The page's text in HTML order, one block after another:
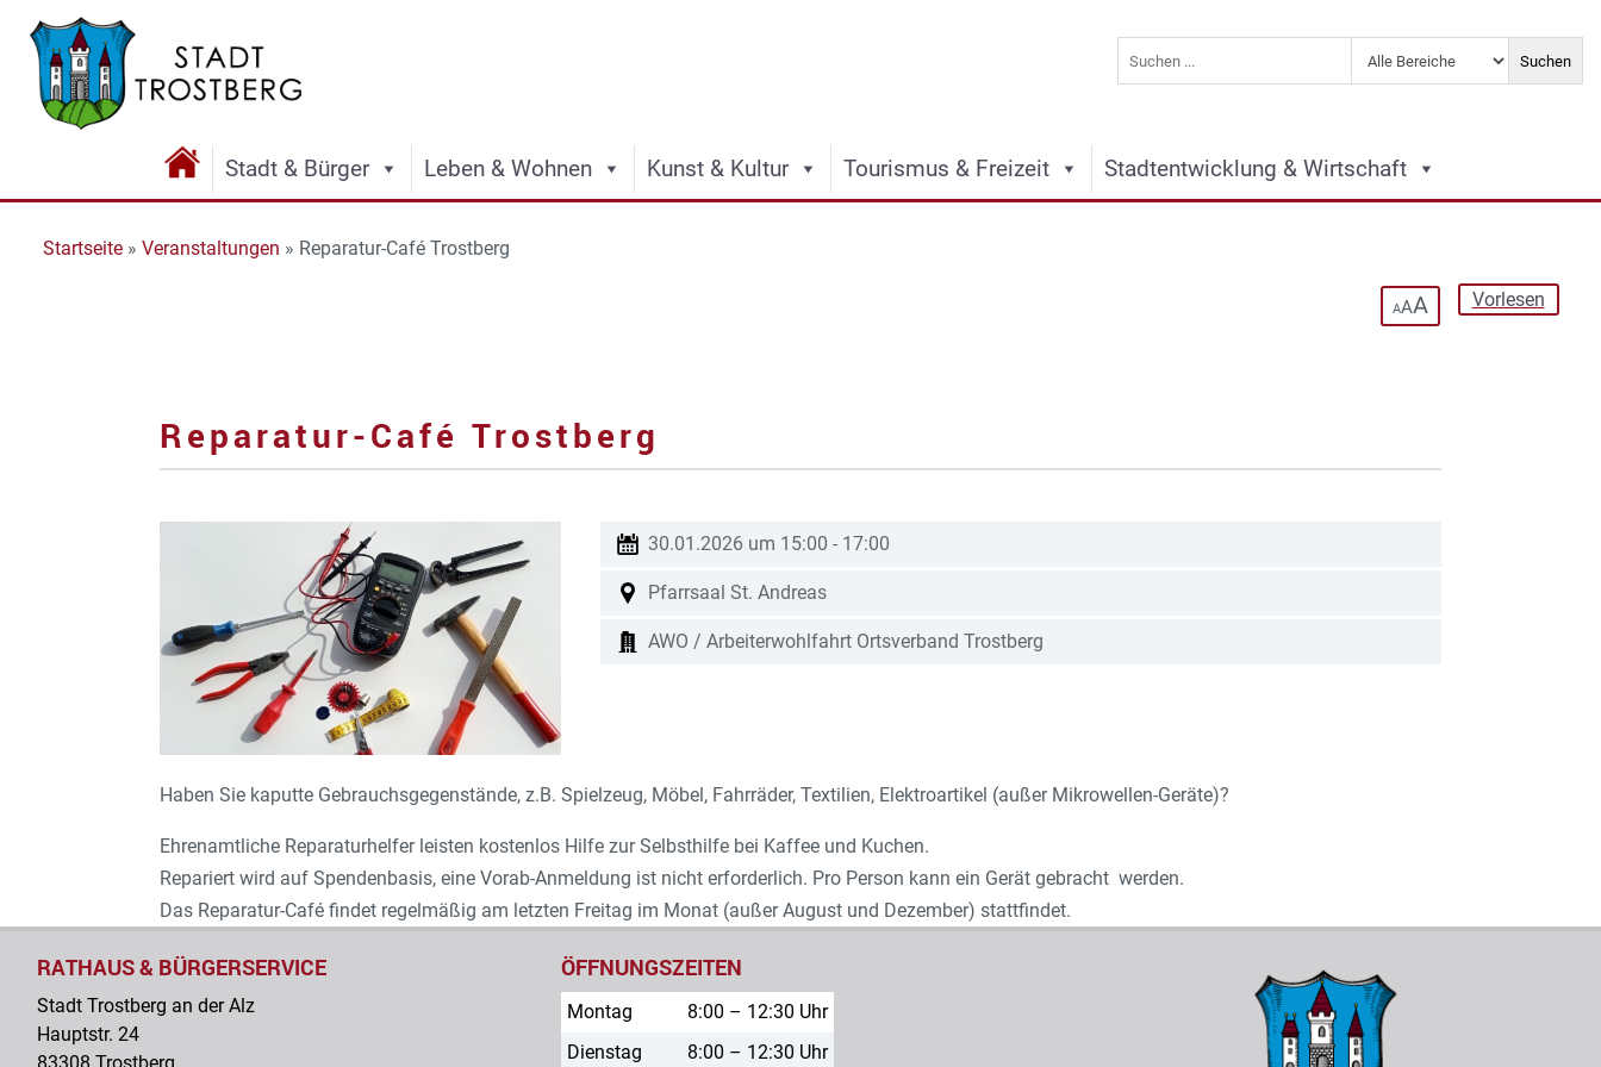
Stadt & Bürger Leben & Wohnen Kunst & Kultur Tourismus & Freizeit Stadtentwicklung & Wirtschaft
Startseite» Veranstaltungen » Reparatur-Café Trostberg
Vorlesen
AAA
Reparatur-Café Trostberg
30.01.2026 um 15:00 - 17:00
Pfarrsaal St. Andreas
AWO / Arbeiterwohlfahrt Ortsverband Trostberg
Haben Sie kaputte Gebrauchsgegenstände, z.B. Spielzeug, Möbel, Fahrräder, Textilien, Elektroartikel (außer Mikrowellen-Geräte)?
Ehrenamtliche Reparaturhelfer leisten kostenlos Hilfe zur Selbsthilfe bei Kaffee und Kuchen.
Repariert wird auf Spendenbasis, eine Vorab-Anmeldung ist nicht erforderlich. Pro Person kann ein Gerät gebracht werden.
Das Reparatur-Café findet regelmäßig am letzten Freitag im Monat (außer August und Dezember) stattfindet.
RATHAUS & BÜRGERSERVICE
Stadt Trostberg an der Alz
Hauptstr. 24
ÖFFNUNGSZEITEN
Montag
8:00 – 12:30 Uhr
Dienstag
8:00 – 12:30 Uhr